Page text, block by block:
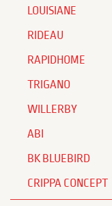
LOUISIANE
RIDEAU
RAPIDHOME
TRIGANO
WILLERBY
ABI
BK BLUEBIRD
CRIPPA CONCEPT